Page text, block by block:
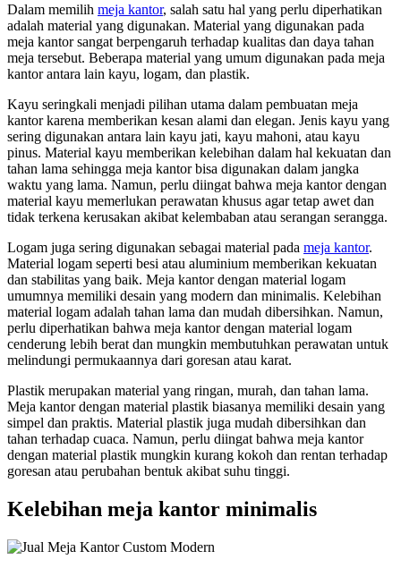
Dalam memilih meja kantor, salah satu hal yang perlu diperhatikan
adalah material yang digunakan. Material yang digunakan pada
meja kantor sangat berpengaruh terhadap kualitas dan daya tahan
meja tersebut. Beberapa material yang umum digunakan pada meja
kantor antara lain kayu, logam, dan plastik.
Kayu seringkali menjadi pilihan utama dalam pembuatan meja
kantor karena memberikan kesan alami dan elegan. Jenis kayu yang
sering digunakan antara lain kayu jati, kayu mahoni, atau kayu
pinus. Material kayu memberikan kelebihan dalam hal kekuatan dan
tahan lama sehingga meja kantor bisa digunakan dalam jangka
waktu yang lama. Namun, perlu diingat bahwa meja kantor dengan
material kayu memerlukan perawatan khusus agar tetap awet dan
tidak terkena kerusakan akibat kelembaban atau serangan serangga.
Logam juga sering digunakan sebagai material pada meja kantor.
Material logam seperti besi atau aluminium memberikan kekuatan
dan stabilitas yang baik. Meja kantor dengan material logam
umumnya memiliki desain yang modern dan minimalis. Kelebihan
material logam adalah tahan lama dan mudah dibersihkan. Namun,
perlu diperhatikan bahwa meja kantor dengan material logam
cenderung lebih berat dan mungkin membutuhkan perawatan untuk
melindungi permukaannya dari goresan atau karat.
Plastik merupakan material yang ringan, murah, dan tahan lama.
Meja kantor dengan material plastik biasanya memiliki desain yang
simpel dan praktis. Material plastik juga mudah dibersihkan dan
tahan terhadap cuaca. Namun, perlu diingat bahwa meja kantor
dengan material plastik mungkin kurang kokoh dan rentan terhadap
goresan atau perubahan bentuk akibat suhu tinggi.
Kelebihan meja kantor minimalis